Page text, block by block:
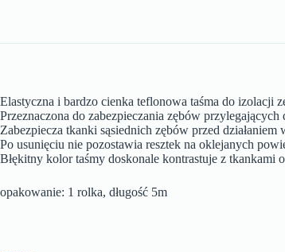
Elastyczna i bardzo cienka teflonowa taśma do izolacji
Przeznaczona do zabezpieczania zębów
Zabezpiecza tkanki sąsiednich zębów przed
Po usunięciu nie pozostawia resztek na oklejanych
Błękitny kolor taśmy doskonale kontrastuje z tkankami
opakowanie: 1 rolka, długość 5m